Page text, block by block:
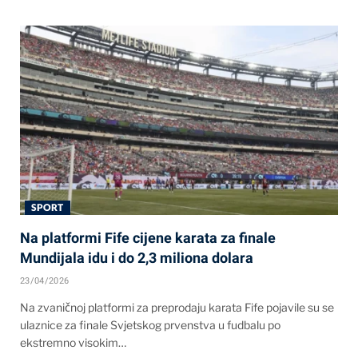
SPORT
Na platformi Fife cijene karata za finale
Mundijala idu i do 2,3 miliona dolara
23/04/2026
Na zvaničnoj platformi za preprodaju karata Fife pojavile su se
ulaznice za finale Svjetskog prvenstva u fudbalu po
ekstremno visokim…